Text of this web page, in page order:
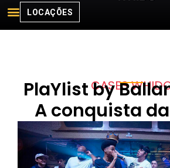
LOCAÇÕES
CASES
PlaYlist by
A conquista